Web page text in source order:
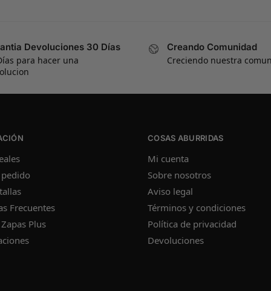
Devoluciones 30 Días
para hacer una
Creando Comunidad
Creciendo nuestra
Frecuentes
Plus
COSAS ABURRIDAS
Mi cuenta
Sobre nosotros
Aviso legal
Términos y condiciones
Política de privacidad
Devoluciones